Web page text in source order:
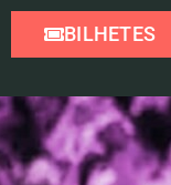
BILHETES